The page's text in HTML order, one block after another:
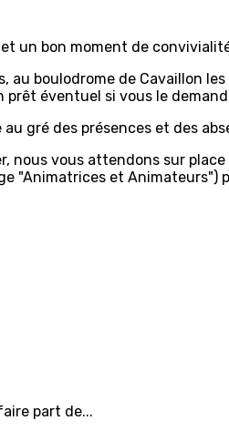
un bon moment de
au boulodrome de Cavaillon
éventuel si vous le
gré des présences et des
nous vous attendons sur
"Animatrices et Animateurs")
part de...